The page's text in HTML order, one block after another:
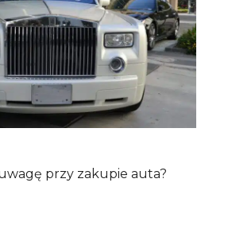
przy zakupie auta?